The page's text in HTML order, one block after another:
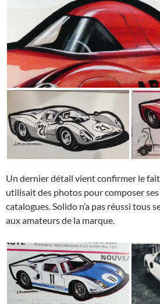
Un dernier détail vient confirmer le
utilisait des photos pour composer
catalogues. Solido n’a pas réussi tous
aux amateurs de la marque.